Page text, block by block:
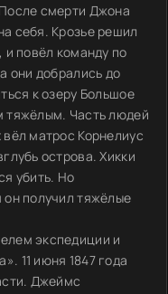
смерти Джона
себя. Крозье решил
и повёл команду по
они добрались до
к озеру Большое
тяжёлым. Часть людей
матрос Корнелиус
острова. Хикки
убить. Но
он получил тяжёлые
экспедиции и
11 июня 1847 года
Джеймс